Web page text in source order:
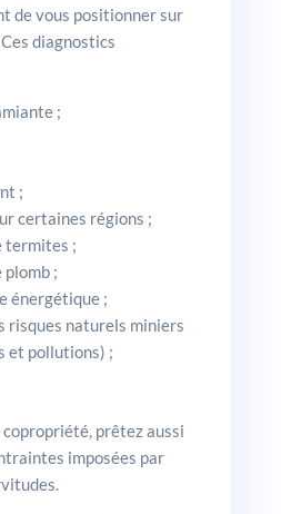
de vous positionner sur
Ces diagnostics
;
;
certaines régions ;
termites ;
plomb ;
énergétique ;
risques naturels miniers
et pollutions) ;
copropriété, prêtez aussi
imposées par